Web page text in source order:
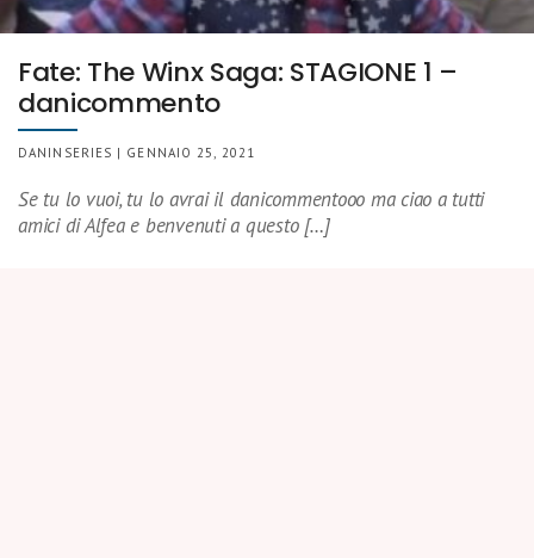
Fate: The Winx Saga: STAGIONE 1 –
danicommento
DANINSERIES | GENNAIO 25, 2021
Se tu lo vuoi, tu lo avrai il danicommentooo ma ciao a tutti
amici di Alfea e benvenuti a questo […]